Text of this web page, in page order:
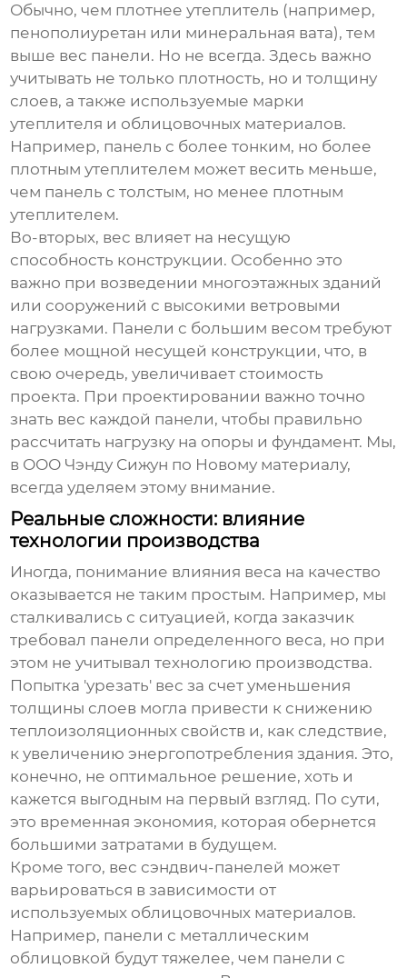
Обычно, чем плотнее утеплитель (например,
пенополиуретан или минеральная вата), тем
выше вес панели. Но не всегда. Здесь важно
учитывать не только плотность, но и толщину
слоев, а также используемые марки
утеплителя и облицовочных материалов.
Например, панель с более тонким, но более
плотным утеплителем может весить меньше,
чем панель с толстым, но менее плотным
утеплителем.
Во-вторых, вес влияет на несущую
способность конструкции. Особенно это
важно при возведении многоэтажных зданий
или сооружений с высокими ветровыми
нагрузками. Панели с большим весом требуют
более мощной несущей конструкции, что, в
свою очередь, увеличивает стоимость
проекта. При проектировании важно точно
знать вес каждой панели, чтобы правильно
рассчитать нагрузку на опоры и фундамент. Мы,
в ООО Чэнду Сижун по Новому материалу,
всегда уделяем этому внимание.
Реальные сложности: влияние
технологии производства
Иногда, понимание влияния веса на качество
оказывается не таким простым. Например, мы
сталкивались с ситуацией, когда заказчик
требовал панели определенного веса, но при
этом не учитывал технологию производства.
Попытка 'урезать' вес за счет уменьшения
толщины слоев могла привести к снижению
теплоизоляционных свойств и, как следствие,
к увеличению энергопотребления здания. Это,
конечно, не оптимальное решение, хоть и
кажется выгодным на первый взгляд. По сути,
это временная экономия, которая обернется
большими затратами в будущем.
Кроме того, вес сэндвич-панелей может
варьироваться в зависимости от
используемых облицовочных материалов.
Например, панели с металлическим
облицовкой будут тяжелее, чем панели с